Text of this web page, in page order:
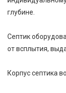
глубине.
Септик
от всплытия,
Корпус септика